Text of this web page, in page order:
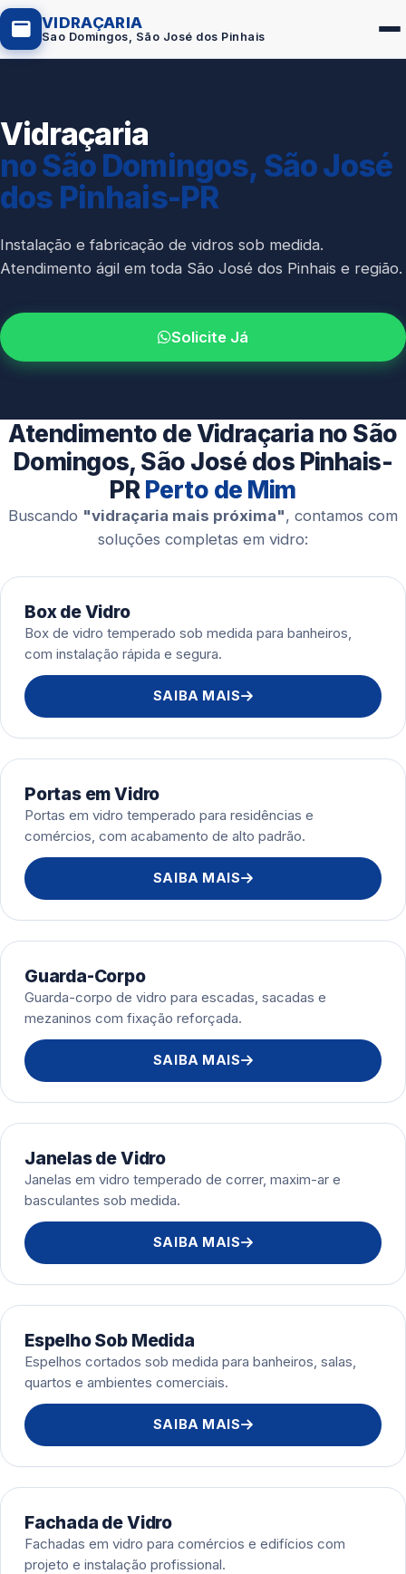
VIDRAÇARIA
Sao Domingos, São José dos Pinhais
Box de Vidro
Portas em Vidro
Guarda-Corpo
Espelho Sob Medida
Fachada de Vidro
Esquadrias de Alumínio
Vidraçaria
no São Domingos, São José
dos Pinhais-PR
Instalação e fabricação de vidros sob medida.
Atendimento ágil em toda São José dos Pinhais e região.
Solicite Já
Atendimento de Vidraçaria no São
Domingos, São José dos Pinhais-
PR Perto de Mim
Buscando "vidraçaria mais próxima", contamos com
soluções completas em vidro:
Box de Vidro
Box de vidro temperado sob medida para banheiros,
com instalação rápida e segura.
SAIBA MAIS
Portas em Vidro
Portas em vidro temperado para residências e
comércios, com acabamento de alto padrão.
SAIBA MAIS
Guarda-Corpo
Guarda-corpo de vidro para escadas, sacadas e
mezaninos com fixação reforçada.
SAIBA MAIS
Janelas de Vidro
Janelas em vidro temperado de correr, maxim-ar e
basculantes sob medida.
SAIBA MAIS
Espelho Sob Medida
Espelhos cortados sob medida para banheiros, salas,
quartos e ambientes comerciais.
SAIBA MAIS
Fachada de Vidro
Fachadas em vidro para comércios e edifícios com
projeto e instalação profissional.